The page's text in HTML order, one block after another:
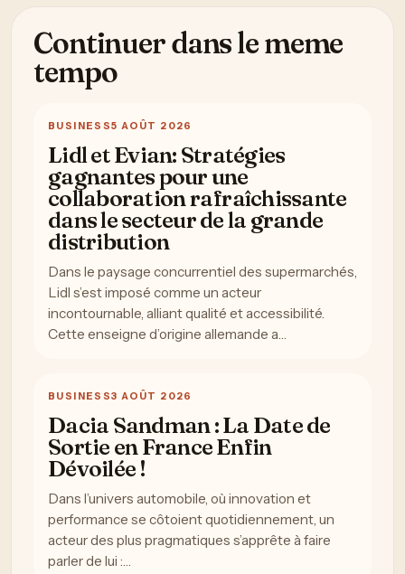
Continuer dans le meme
tempo
BUSINESS5 AOÛT 2026
Lidl et Evian: Stratégies
gagnantes pour une
collaboration rafraîchissante
dans le secteur de la grande
distribution
Dans le paysage concurrentiel des supermarchés,
Lidl s’est imposé comme un acteur
incontournable, alliant qualité et accessibilité.
Cette enseigne d’origine allemande a…
BUSINESS3 AOÛT 2026
Dacia Sandman : La Date de
Sortie en France Enfin
Dévoilée !
Dans l’univers automobile, où innovation et
performance se côtoient quotidiennement, un
acteur des plus pragmatiques s’apprête à faire
parler de lui :…